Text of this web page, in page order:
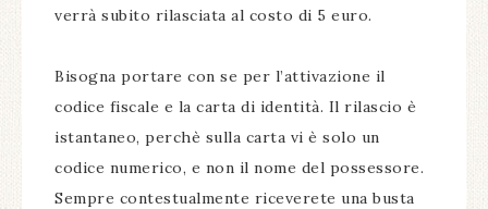
verrà subito rilasciata al costo di 5 euro.
Bisogna portare con se per l’attivazione il
codice fiscale e la carta di identità. Il rilascio è
istantaneo, perchè sulla carta vi è solo un
codice numerico, e non il nome del possessore.
Sempre contestualmente riceverete una busta